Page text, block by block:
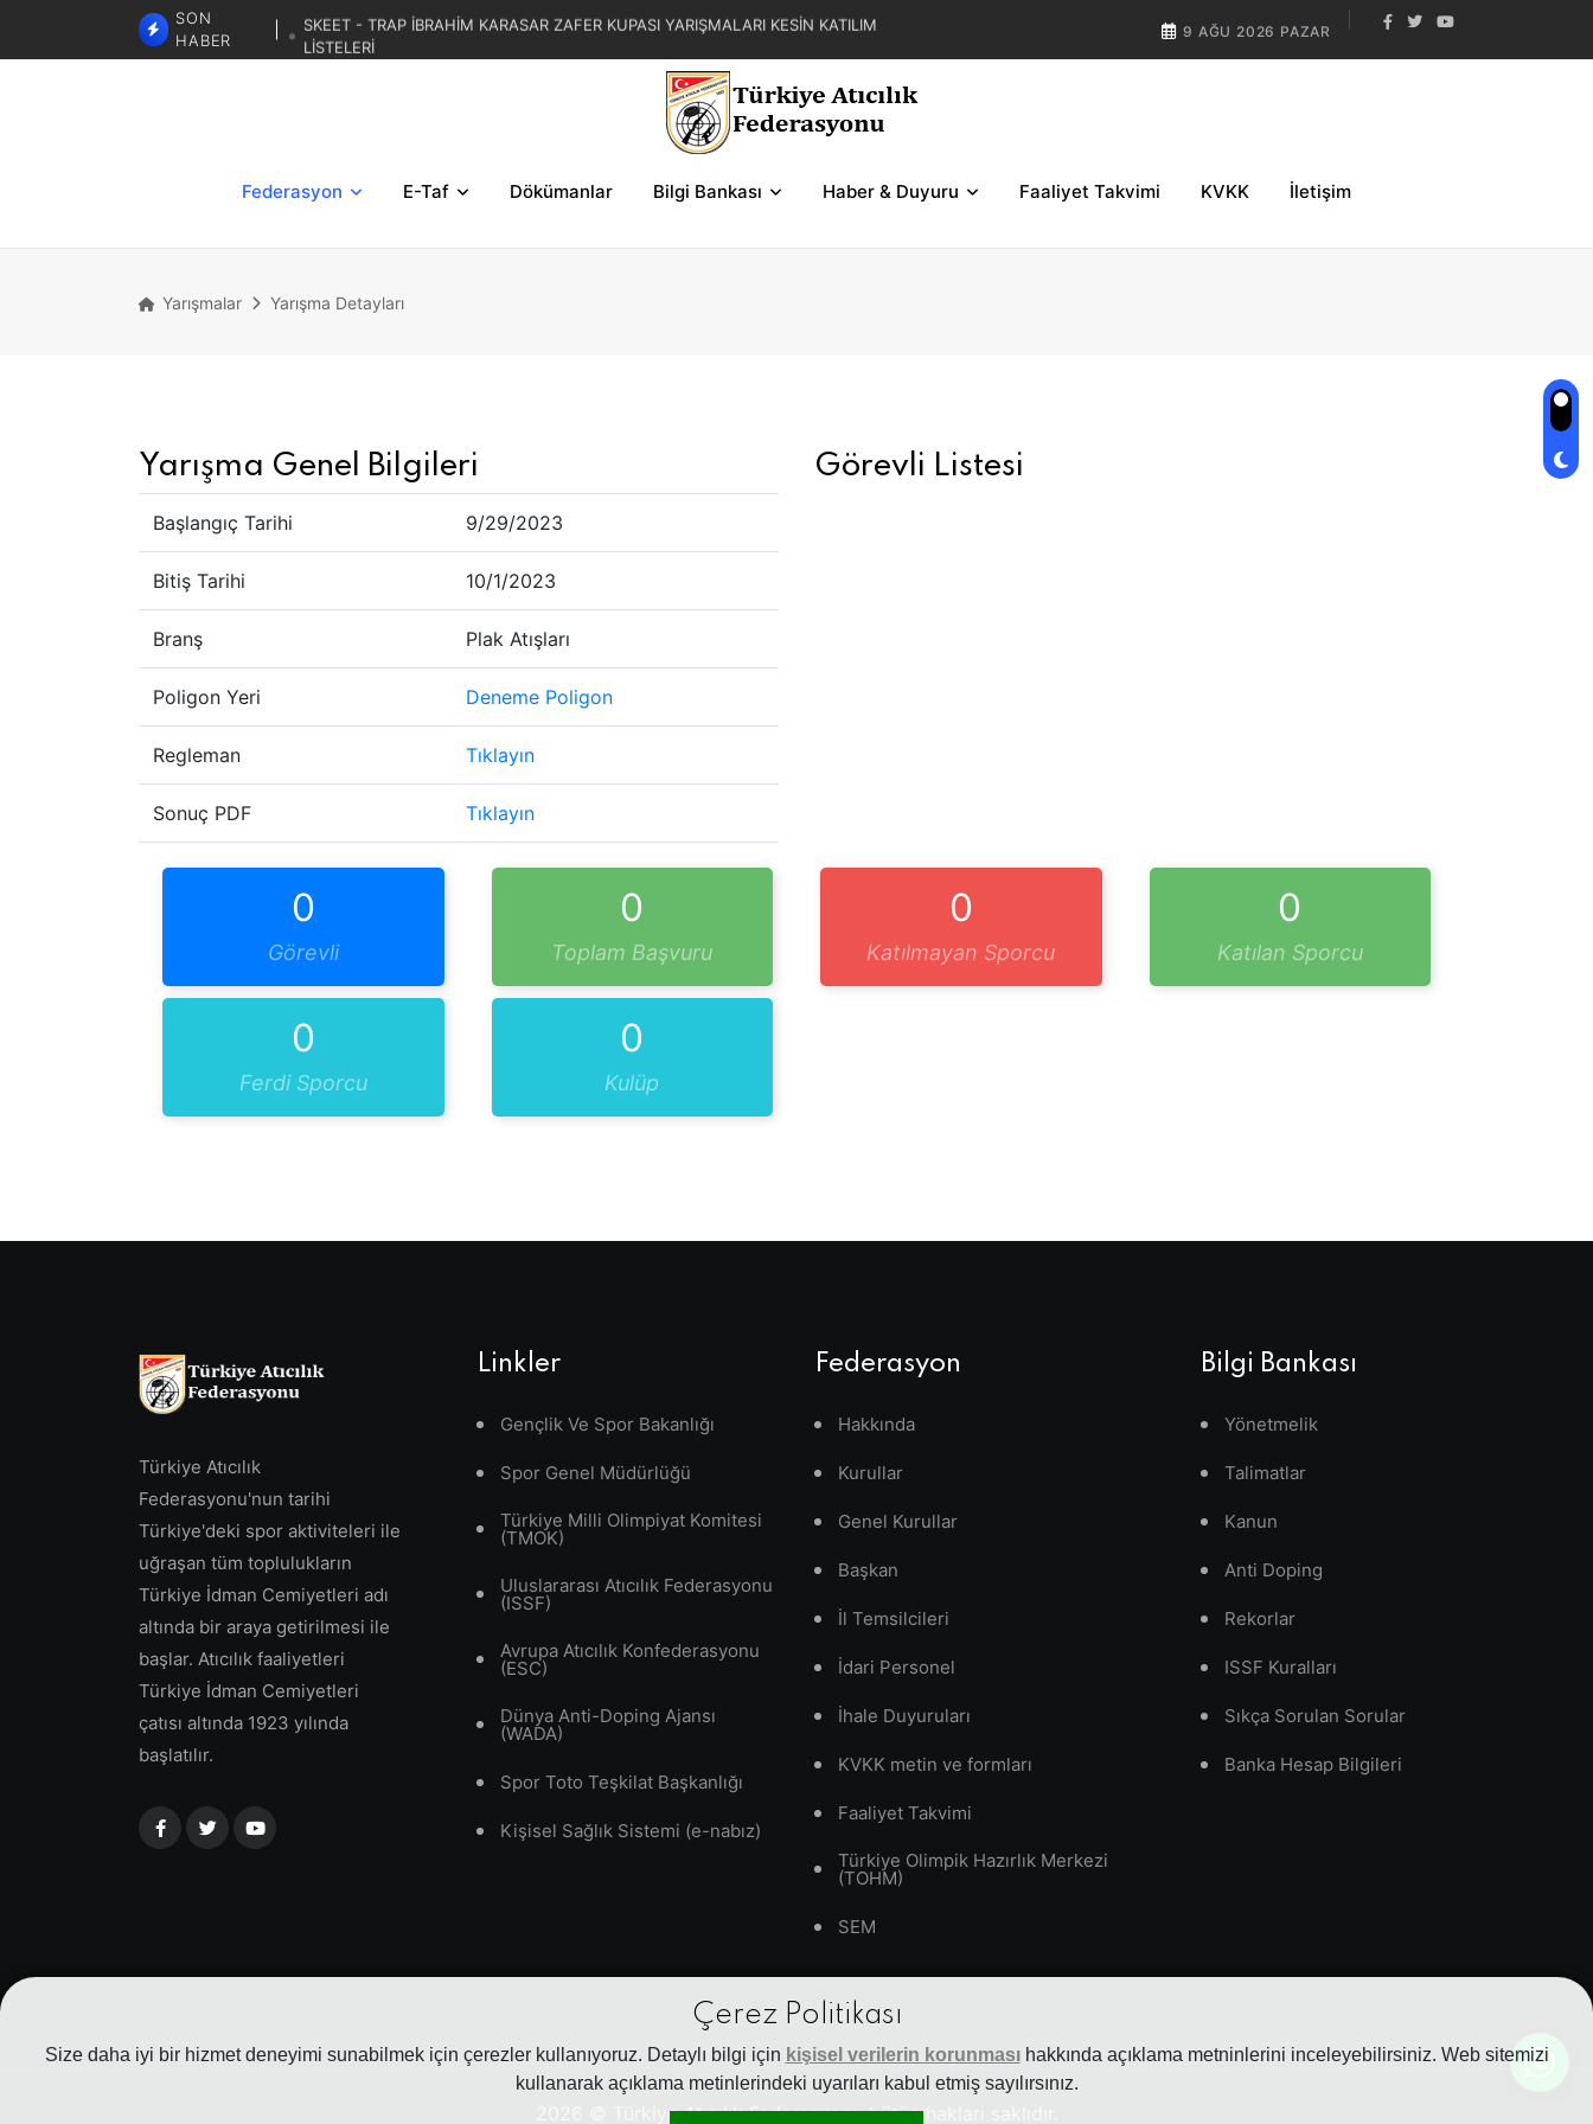
Çerez Politikası
Size daha iyi bir hizmet deneyimi sunabilmek için çerezler kullanıyoruz. Detaylı bilgi için kişisel verilerin korunmasıhakkında açıklama metninlerini inceleyebilirsiniz. Web sitemizi
kullanarak açıklama metinlerindeki uyarıları kabul etmiş sayılırsınız.
SON
HABER
SKEET - TRAP İBRAHİM KARASAR ZAFER KUPASI YARIŞMALARI KESİN KATILIM
LİSTELERİ
TRAP 3. BÖLGESEL YAZ KUPASI YARIŞMA REGLAMANI
TRAP İBRAHİM KARASAR ZAFER KUPASI YARIŞMASI SERİLERİ VE ŞEMALAR
9 AĞU 2026 PAZAR
Federasyon E-Taf Dökümanlar Bilgi Bankası Haber & Duyuru Faaliyet Takvimi KVKK İletişim
Yarışmalar Yarışma Detayları
Yarışma Genel Bilgileri
Başlangıç Tarihi 9/29/2023
Bitiş Tarihi 10/1/2023
Branş Plak Atışları
Poligon Yeri Deneme Poligon
Regleman Tıklayın
Sonuç PDF Tıklayın
Görevli Listesi
0
Görevli
0
Toplam Başvuru
0
Katılmayan Sporcu
0
Katılan Sporcu
0
Ferdi Sporcu
0
Kulüp
Türkiye Atıcılık
Federasyonu'nun tarihi
Türkiye'deki spor aktiviteleri ile
uğraşan tüm toplulukların
Türkiye İdman Cemiyetleri adı
altında bir araya getirilmesi ile
başlar. Atıcılık faaliyetleri
Türkiye İdman Cemiyetleri
çatısı altında 1923 yılında
başlatılır.
Linkler
Gençlik Ve Spor Bakanlığı
Spor Genel Müdürlüğü
Türkiye Milli Olimpiyat Komitesi
(TMOK)
Uluslararası Atıcılık Federasyonu
(ISSF)
Avrupa Atıcılık Konfederasyonu
(ESC)
Dünya Anti-Doping Ajansı
(WADA)
Spor Toto Teşkilat Başkanlığı
Kişisel Sağlık Sistemi (e-nabız)
Federasyon
Hakkında
Kurullar
Genel Kurullar
Başkan
İl Temsilcileri
İdari Personel
İhale Duyuruları
KVKK metin ve formları
Faaliyet Takvimi
Türkiye Olimpik Hazırlık Merkezi
(TOHM)
SEM
Bilgi Bankası
Yönetmelik
Talimatlar
Kanun
Anti Doping
Rekorlar
ISSF Kuralları
Sıkça Sorulan Sorular
Banka Hesap Bilgileri
© Türkiye Atıcılık Federasyonu bütün hakları saklıdır.